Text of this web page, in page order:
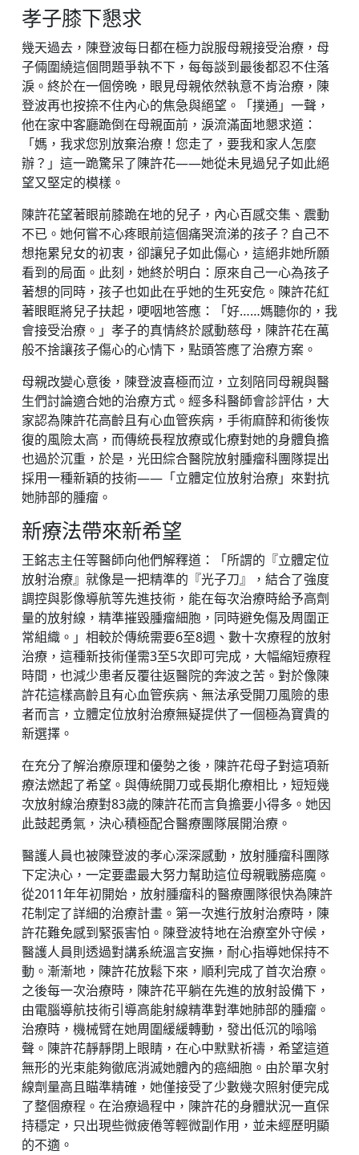
孝子膝下懇求
幾天過去，陳登波每日都在極力說服母親接受治療，母
子倆圍繞這個問題爭執不下，每每談到最後都忍不住落
淚。終於在一個傍晚，眼見母親依然執意不肯治療，陳
登波再也按捺不住內心的焦急與絕望。「撲通」一聲，
他在家中客廳跪倒在母親面前，淚流滿面地懇求道：
「媽，我求您別放棄治療！您走了，要我和家人怎麼
辦？」這一跪驚呆了陳許花——她從未見過兒子如此絕
望又堅定的模樣。
陳許花望著眼前膝跪在地的兒子，內心百感交集、震動
不已。她何嘗不心疼眼前這個痛哭流涕的孩子？自己不
想拖累兒女的初衷，卻讓兒子如此傷心，這絕非她所願
看到的局面。此刻，她終於明白：原來自己一心為孩子
著想的同時，孩子也如此在乎她的生死安危。陳許花紅
著眼眶將兒子扶起，哽咽地答應：「好……媽聽你的，我
會接受治療。」孝子的真情終於感動慈母，陳許花在萬
般不捨讓孩子傷心的心情下，點頭答應了治療方案。
母親改變心意後，陳登波喜極而泣，立刻陪同母親與醫
生們討論適合她的治療方式。經多科醫師會診評估，大
家認為陳許花高齡且有心血管疾病，手術麻醉和術後恢
復的風險太高，而傳統長程放療或化療對她的身體負擔
也過於沉重，於是，光田綜合醫院放射腫瘤科團隊提出
採用一種新穎的技術——「立體定位放射治療」來對抗
她肺部的腫瘤。
新療法帶來新希望
王銘志主任等醫師向他們解釋道：「所謂的『立體定位
放射治療』就像是一把精準的『光子刀』，結合了強度
調控與影像導航等先進技術，能在每次治療時給予高劑
量的放射線，精準摧毀腫瘤細胞，同時避免傷及周圍正
常組織。」相較於傳統需要6至8週、數十次療程的放射
治療，這種新技術僅需3至5次即可完成，大幅縮短療程
時間，也減少患者反覆往返醫院的奔波之苦。對於像陳
許花這樣高齡且有心血管疾病、無法承受開刀風險的患
者而言，立體定位放射治療無疑提供了一個極為寶貴的
新選擇。
在充分了解治療原理和優勢之後，陳許花母子對這項新
療法燃起了希望。與傳統開刀或長期化療相比，短短幾
次放射線治療對83歲的陳許花而言負擔要小得多。她因
此鼓起勇氣，決心積極配合醫療團隊展開治療。
醫護人員也被陳登波的孝心深深感動，放射腫瘤科團隊
下定決心，一定要盡最大努力幫助這位母親戰勝癌魔。
從2011年年初開始，放射腫瘤科的醫療團隊很快為陳許
花制定了詳細的治療計畫。第一次進行放射治療時，陳
許花難免感到緊張害怕。陳登波特地在治療室外守候，
醫護人員則透過對講系統溫言安撫，耐心指導她保持不
動。漸漸地，陳許花放鬆下來，順利完成了首次治療。
之後每一次治療時，陳許花平躺在先進的放射設備下，
由電腦導航技術引導高能射線精準對準她肺部的腫瘤。
治療時，機械臂在她周圍緩緩轉動，發出低沉的嗡嗡
聲。陳許花靜靜閉上眼睛，在心中默默祈禱，希望這道
無形的光束能夠徹底消滅她體內的癌細胞。由於單次射
線劑量高且瞄準精確，她僅接受了少數幾次照射便完成
了整個療程。在治療過程中，陳許花的身體狀況一直保
持穩定，只出現些微疲倦等輕微副作用，並未經歷明顯
的不適。